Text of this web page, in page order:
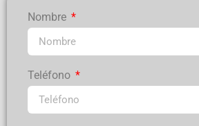
Nombre
Teléfono